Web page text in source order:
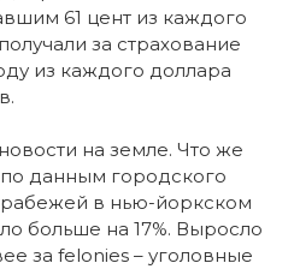
61 цент из каждого
за страхование
из каждого доллара
на земле. Что же
данным городского
в нью-йоркском
больше на 17%. Выросло
за felonies – уголовные